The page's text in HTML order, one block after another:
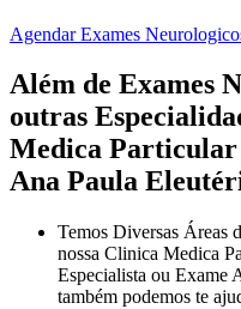
Agendar Exames
Além de Exames
outras
Medica
Ana Paula
Temos Diversas Áreas
nossa Clinica Medica
Especialista ou Exame
também podemos te